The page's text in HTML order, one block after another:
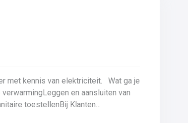
van elektriciteit. Wat ga je
toestellenBij Klanten